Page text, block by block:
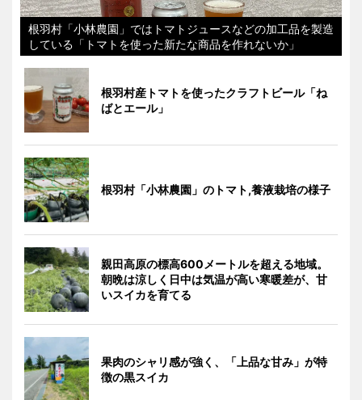
根羽村「小林農園」ではトマトジュースなどの加工品を製造
している「トマトを使った新たな商品を作れないか」
根羽村産トマトを使ったクラフトビール「ね
ばとエール」
根羽村「小林農園」のトマト,養液栽培の様子
親田高原の標高600メートルを超える地域。
朝晩は涼しく日中は気温が高い寒暖差が、甘
いスイカを育てる
果肉のシャリ感が強く、「上品な甘み」が特
徴の黒スイカ